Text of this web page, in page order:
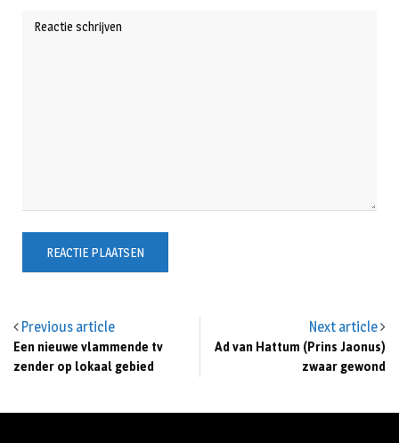
Previous article
Een nieuwe vlammende tv
zender op lokaal gebied
Next article
Ad van Hattum (Prins Jaonus)
zwaar gewond